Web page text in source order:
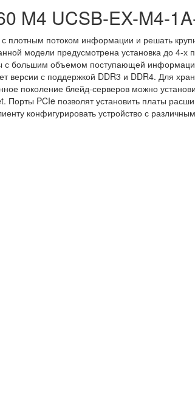
M4 UCSB-EX-M4-
плотным потоком информации и решать
модели предусмотрена установка до 4-х
с большим объемом поступающей
с поддержкой DDR3 и DDR4. Для
поколение блейд-серверов можно
PCIe позволят установить платы
конфигурировать устройство с